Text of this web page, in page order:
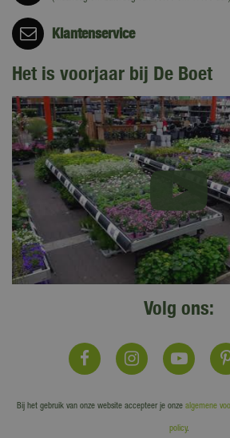
Klantenservice
Het is voorjaar bij De Boet
Volg ons:
Bij het gebruik van onze website accepteer je onze algemene
policy.